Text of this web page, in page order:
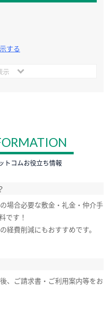
する
示
トコムお役立ち情報
場合必要な敷金・礼金・仲介手
です！
経費削減にもおすすめです。
、ご請求書・ご利用案内等をお